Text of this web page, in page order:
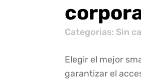
Categorias: Sin
Elegir el mejor
garantizar el